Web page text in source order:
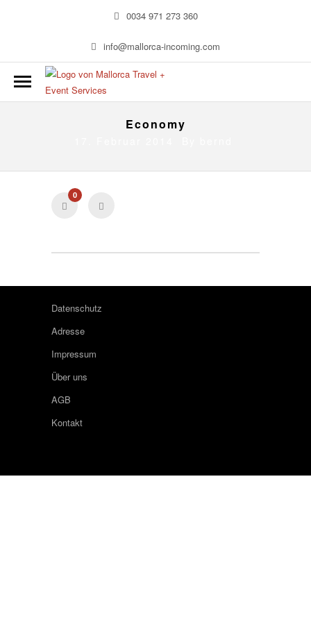
0034 971 273 360
info@mallorca-incoming.com
Economy
0
Datenschutz
Adresse
Impressum
Über uns
AGB
Kontakt